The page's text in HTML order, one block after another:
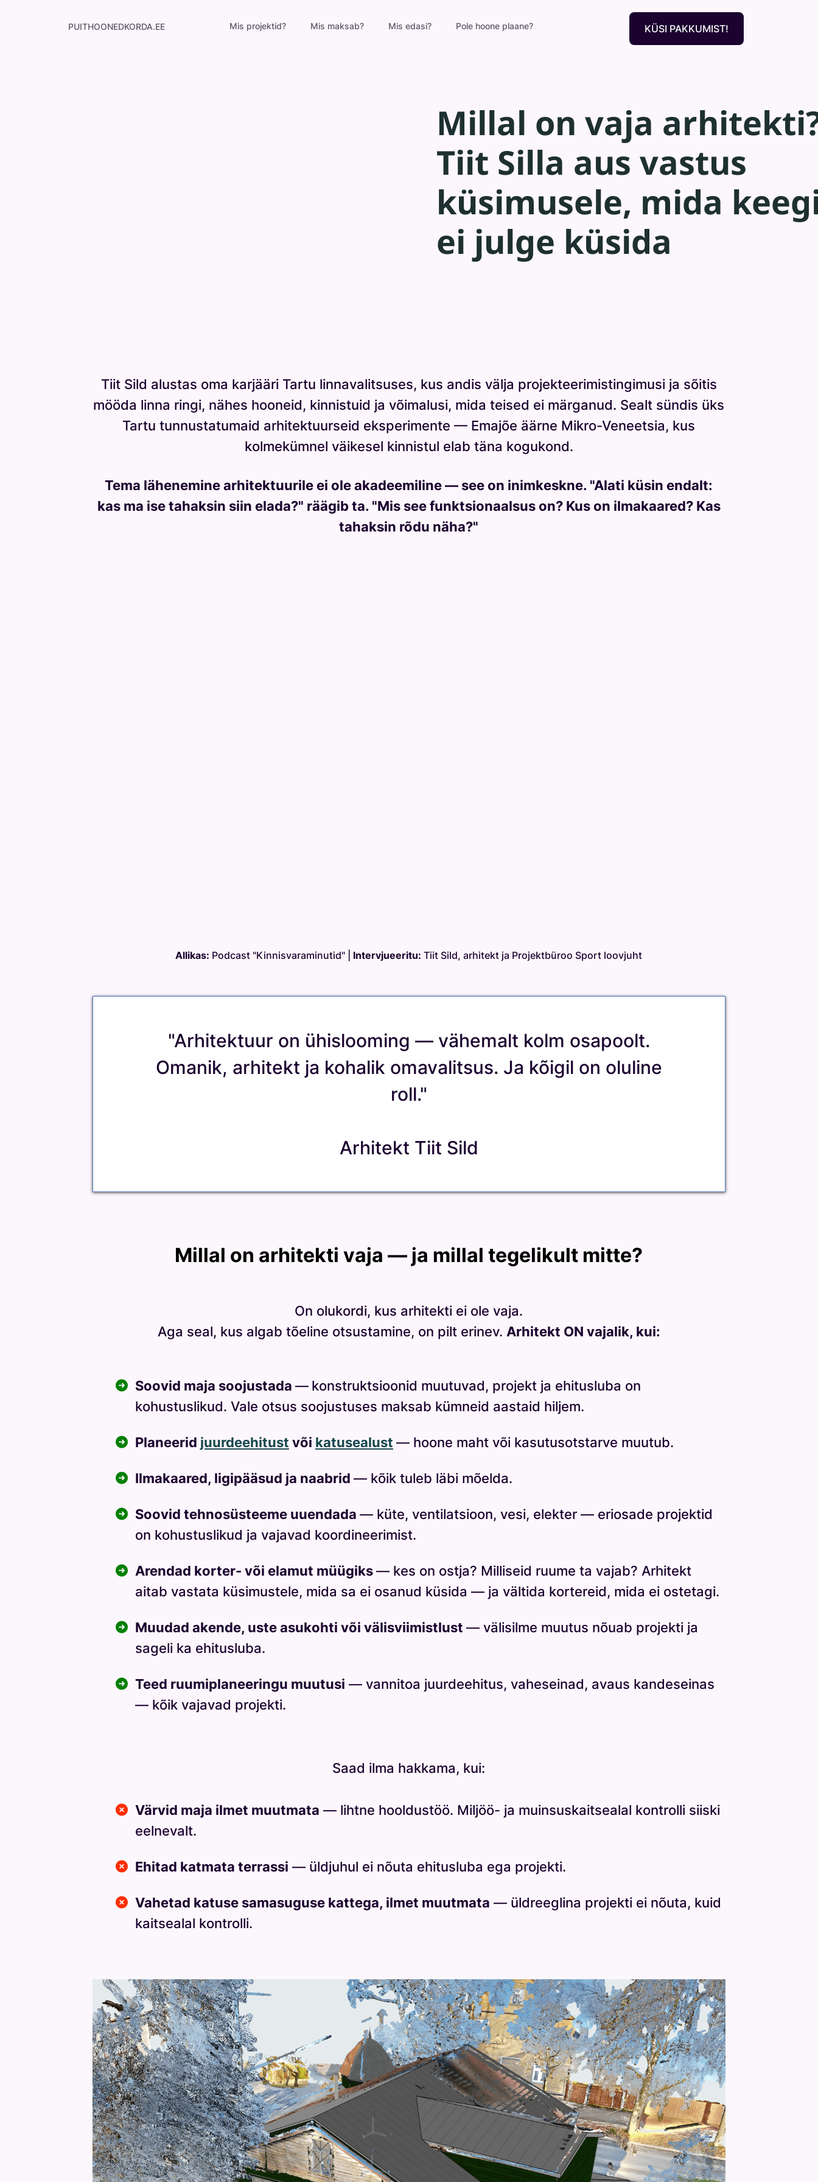
PUITHOONEDKORDA.EE Mis projektid? Mis maksab? Mis edasi? Pole hoone plaane? KÜSI PAKKUMIST!
Millal on vaja
Tiit Silla aus vastus
küsimusele, mida
ei julge küsida
Tiit Sild alustas oma karjääri Tartu linnavalitsuses, kus andis välja projekteerimistingimusi ja sõitis
mööda linna ringi, nähes hooneid, kinnistuid ja võimalusi, mida teised ei märganud. Sealt sündis üks
Tartu tunnustatumaid arhitektuurseid eksperimente — Emajõe äärne Mikro-Veneetsia, kus
kolmekümnel väikesel kinnistul elab täna kogukond.
Tema lähenemine arhitektuurile ei ole akadeemiline — see on inimkeskne. "Alati küsin endalt:
kas ma ise tahaksin siin elada?" räägib ta. "Mis see funktsionaalsus on? Kus on ilmakaared? Kas
tahaksin rõdu näha?"
Allikas: Podcast "Kinnisvaraminutid" | Intervjueeritu: Tiit Sild, arhitekt ja Projektbüroo Sport loovjuht
"Arhitektuur on ühislooming — vähemalt kolm osapoolt.
Omanik, arhitekt ja kohalik omavalitsus. Ja kõigil on oluline
roll."
Arhitekt Tiit Sild
Millal on arhitekti vaja — ja millal tegelikult mitte?
On olukordi, kus arhitekti ei ole vaja.
Aga seal, kus algab tõeline otsustamine, on pilt erinev. Arhitekt ON vajalik, kui:
Soovid maja soojustada — konstruktsioonid muutuvad, projekt ja ehitusluba on
kohustuslikud. Vale otsus soojustuses maksab kümneid aastaid hiljem.
Planeerid juurdeehitust või katusealust — hoone maht või kasutusotstarve muutub.
Ilmakaared, ligipääsud ja naabrid — kõik tuleb läbi mõelda.
Soovid tehnosüsteeme uuendada — küte, ventilatsioon, vesi, elekter — eriosade projektid
on kohustuslikud ja vajavad koordineerimist.
Arendad korter- või elamut müügiks— kes on ostja? Milliseid ruume ta vajab? Arhitekt
aitab vastata küsimustele, mida sa ei osanud küsida — ja vältida kortereid, mida ei ostetagi.
Muudad akende, uste asukohti või välisviimistlust — välisilme muutus nõuab projekti ja
sageli ka ehitusluba.
Teed ruumiplaneeringu muutusi — vannitoa juurdeehitus, vaheseinad, avaus kandeseinas
— kõik vajavad projekti.
Saad ilma hakkama, kui:
Värvid maja ilmet muutmata — lihtne hooldustöö. Miljöö- ja muinsuskaitsealal kontrolli siiski
eelnevalt.
Ehitad katmata terrassi — üldjuhul ei nõuta ehitusluba ega projekti.
Vahetad katuse samasuguse kattega, ilmet muutmata — üldreeglina projekti ei nõuta, kuid
kaitsealal kontrolli.